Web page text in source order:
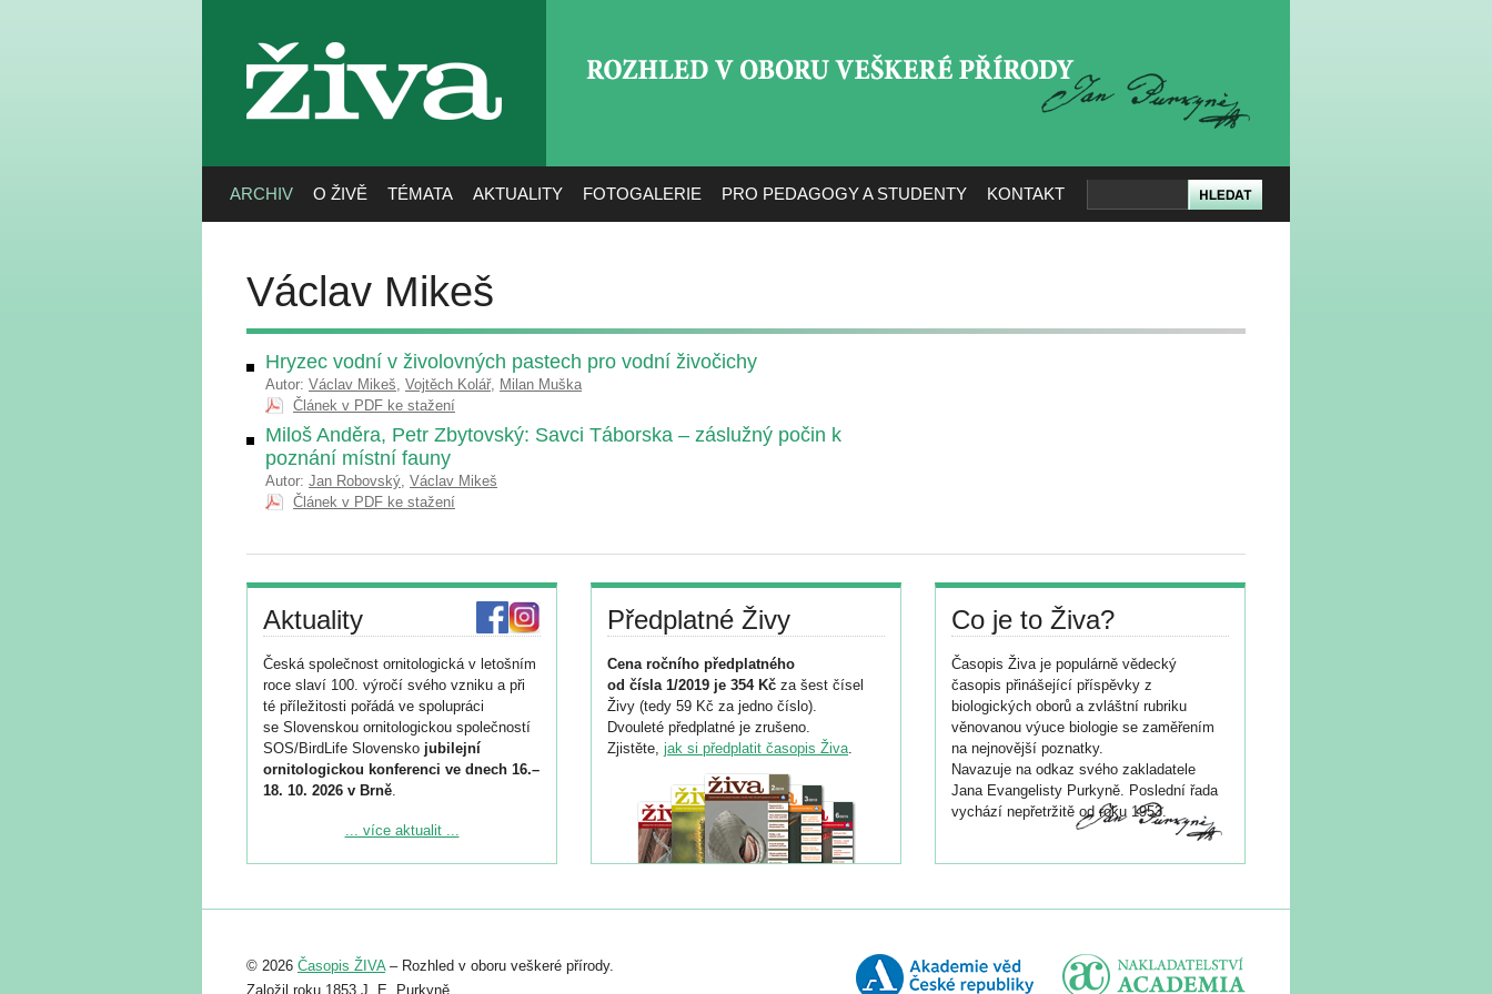
živa
ARCHIV O ŽIVĚ TÉMATA AKTUALITY FOTOGALERIE PRO PEDAGOGY A STUDENTY KONTAKT
Václav Mikeš
Hryzec vodní v živolovných pastech pro vodní živočichy
Autor: Václav Mikeš, Vojtěch Kolář, Milan Muška
Článek v PDF ke stažení
Miloš Anděra, Petr Zbytovský: Savci Táborska – záslužný počin k
poznání místní fauny
Autor: Jan Robovský, Václav Mikeš
Článek v PDF ke stažení
Aktuality
Česká společnost ornitologická v letošním
roce slaví 100. výročí svého vzniku a při
té příležitosti pořádá ve spolupráci
se Slovenskou ornitologickou společností
SOS/BirdLife Slovensko jubilejní
ornitologickou konferenci ve dnech 16.–
18. 10. 2026 v Brně.
Podrobnější informace ke konferenci
Registrovat se můžete do 6. září.
abstraktu přihlášené přednášky nebo
posteru je už 30. června.
... více aktualit ...
Předplatné Živy
Cena ročního předplatného
od čísla 1/2019 je 354 Kč za šest čísel
Živy (tedy 59 Kč za jedno číslo).
Dvouleté předplatné je zrušeno.
Zjistěte, jak si předplatit časopis Živa.
Co je to Živa?
Časopis Živa je populárně vědecký
časopis přinášející příspěvky z
biologických oborů a zvláštní rubriku
věnovanou výuce biologie se zaměřením
na nejnovější poznatky.
Navazuje na odkaz svého zakladatele
Jana Evangelisty Purkyně. Poslední řada
vychází nepřetržitě od roku 1953.
© 2026 Časopis ŽIVA– Rozhled v oboru veškeré přírody.
Založil roku 1853 J. E. Purkyně.